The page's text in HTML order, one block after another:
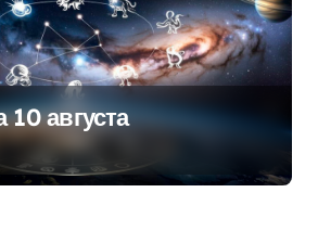
10 августа